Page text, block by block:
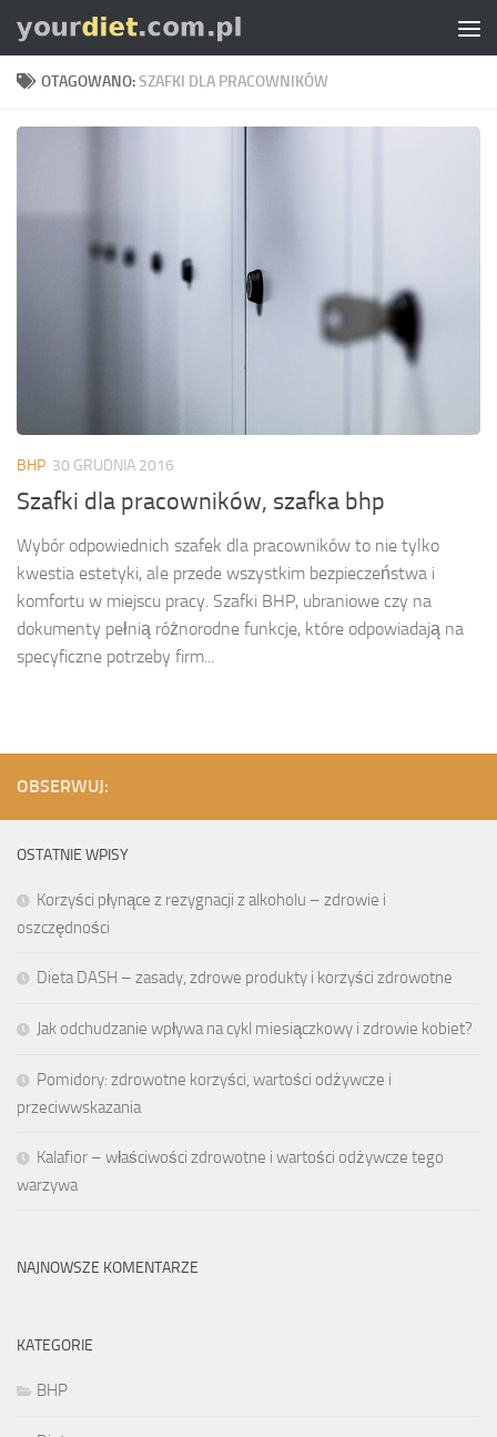
Skip to content
OTAGOWANO:SZAFKI DLA PRACOWNIKÓW
BHP 30 GRUDNIA 2016
Szafki dla pracowników, szafka bhp
Wybór odpowiednich szafek dla pracowników to nie tylko
kwestia estetyki, ale przede wszystkim bezpieczeństwa i
komfortu w miejscu pracy. Szafki BHP, ubraniowe czy na
dokumenty pełnią różnorodne funkcje, które odpowiadają na
specyficzne potrzeby firm...
OBSERWUJ:
OSTATNIE WPISY
Korzyści płynące z rezygnacji z alkoholu – zdrowie i
oszczędności
Dieta DASH – zasady, zdrowe produkty i korzyści zdrowotne
Jak odchudzanie wpływa na cykl miesiączkowy i zdrowie kobiet?
Pomidory: zdrowotne korzyści, wartości odżywcze i
przeciwwskazania
Kalafior – właściwości zdrowotne i wartości odżywcze tego
warzywa
NAJNOWSZE KOMENTARZE
KATEGORIE
BHP